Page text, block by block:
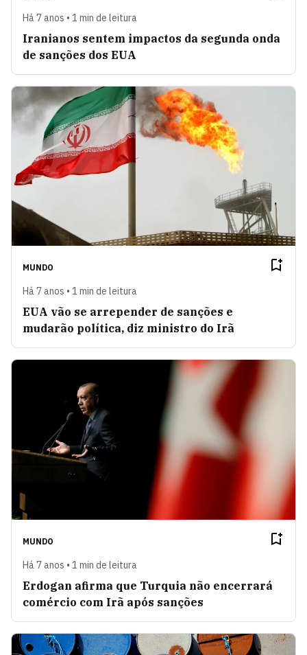
Há 7 anos • 1 min de leitura
Iranianos sentem impactos da segunda onda
de sanções dos EUA
MUNDO
Há 7 anos • 1 min de leitura
EUA vão se arrepender de sanções e
mudarão política, diz ministro do Irã
MUNDO
Há 7 anos • 1 min de leitura
Erdogan afirma que Turquia não encerrará
comércio com Irã após sanções